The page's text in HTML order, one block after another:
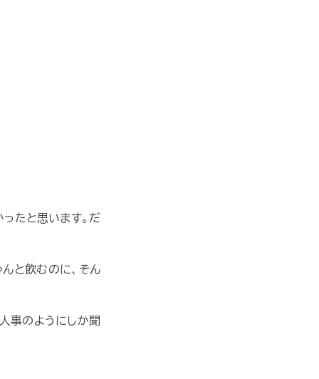
たと思います。だ
んと飲むのに、そん
事のようにしか聞